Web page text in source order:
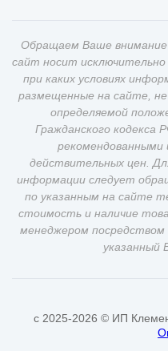
Обращаем Ваше
сайт носит
при каких условиях
размещенные на сайте,
определяемой
Гражданского кодекса
действительных цен.
информации следует
по указанным на сайте
стоимость и наличие
менеджером посредством
указанный
c 2025-2026 © ИП